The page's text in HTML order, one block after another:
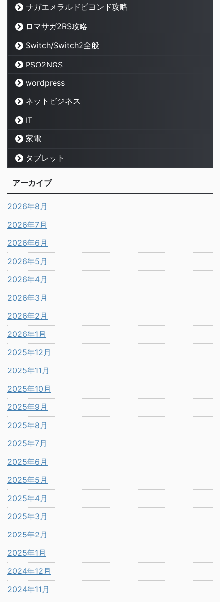
サガエメラルドビヨンド攻略
ロマサガ2RS攻略
Switch/Switch2全般
PSO2NGS
wordpress
ネットビジネス
IT
家電
タブレット
アーカイブ
2026年8月
2026年7月
2026年6月
2026年5月
2026年4月
2026年3月
2026年2月
2026年1月
2025年12月
2025年11月
2025年10月
2025年9月
2025年8月
2025年7月
2025年6月
2025年5月
2025年4月
2025年3月
2025年2月
2025年1月
2024年12月
2024年11月